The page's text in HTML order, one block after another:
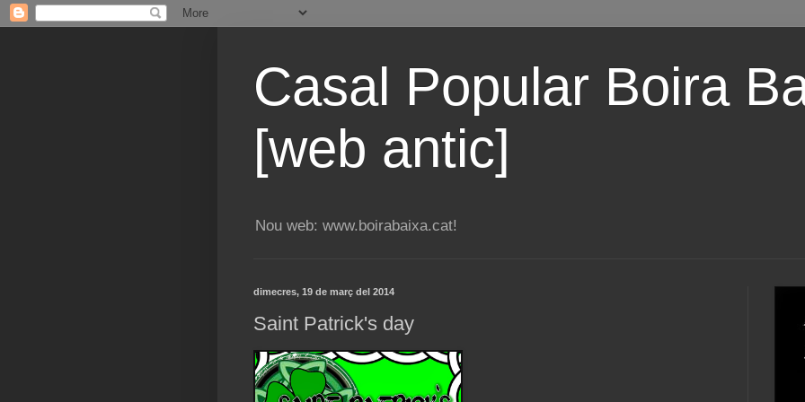
Casal Popular Boira
[web antic]
Nou web: www.boirabaixa.cat!
dimecres, 19 de març del 2014
Saint Patrick's day